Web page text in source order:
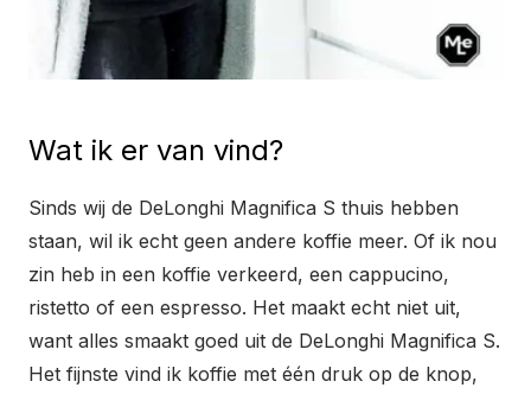
Wat ik er van vind?
Sinds wij de DeLonghi Magnifica S thuis hebben
staan, wil ik echt geen andere koffie meer. Of ik nou
zin heb in een koffie verkeerd, een cappucino,
ristetto of een espresso. Het maakt echt niet uit,
want alles smaakt goed uit de DeLonghi Magnifica S.
Het fijnste vind ik koffie met één druk op de knop,